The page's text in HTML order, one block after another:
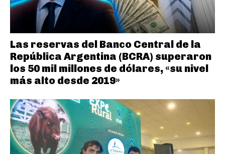
Las reservas del Banco Central de la
República Argentina (BCRA) superaron
los 50 mil millones de dólares, «su nivel
más alto desde 2019»